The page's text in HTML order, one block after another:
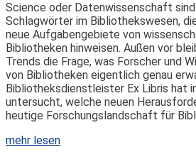
Science oder Datenwissenschaft
Schlagwörter im Bibliothekswesen,
neue Aufgabengebiete von
Bibliotheken hinweisen. Außen vor
Trends die Frage, was Forscher und
von Bibliotheken eigentlich genau
Bibliotheksdienstleister Ex Libris hat
untersucht, welche neuen
heutige Forschungslandschaft für
mehr lesen